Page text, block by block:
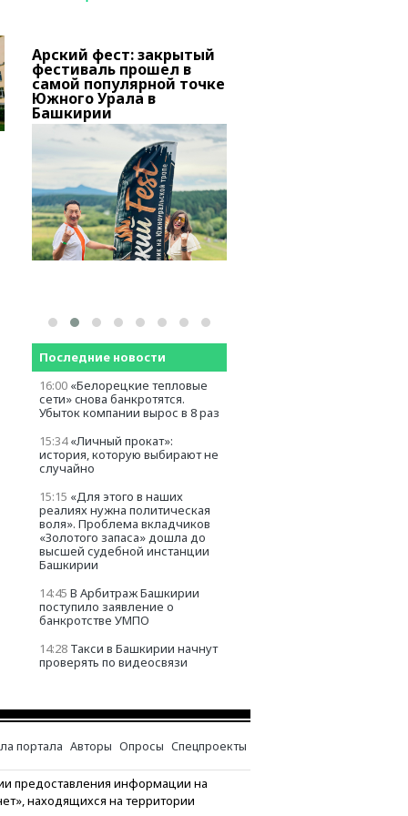
Арский фест: закрытый
фестиваль прошел в
самой популярной точке
Южного Урала в
Башкирии
Последние новости
16:00 «Белорецкие тепловые
сети» cнова банкротятся.
Убыток компании вырос в 8 раз
15:34 «Личный прокат»:
история, которую выбирают не
случайно
15:15 «Для этого в наших
реалиях нужна политическая
воля». Проблема вкладчиков
«Золотого запаса» дошла до
высшей судебной инстанции
Башкирии
14:45 В Арбитраж Башкирии
поступило заявление о
банкротстве УМПО
14:28 Такси в Башкирии начнут
проверять по видеосвязи
портала Авторы Опросы Спецпроекты
предоставления информации на
находящихся на территории